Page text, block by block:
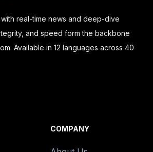
real-time news and deep-dive
and speed form the backbone
Available in 12 languages across 40
COMPANY